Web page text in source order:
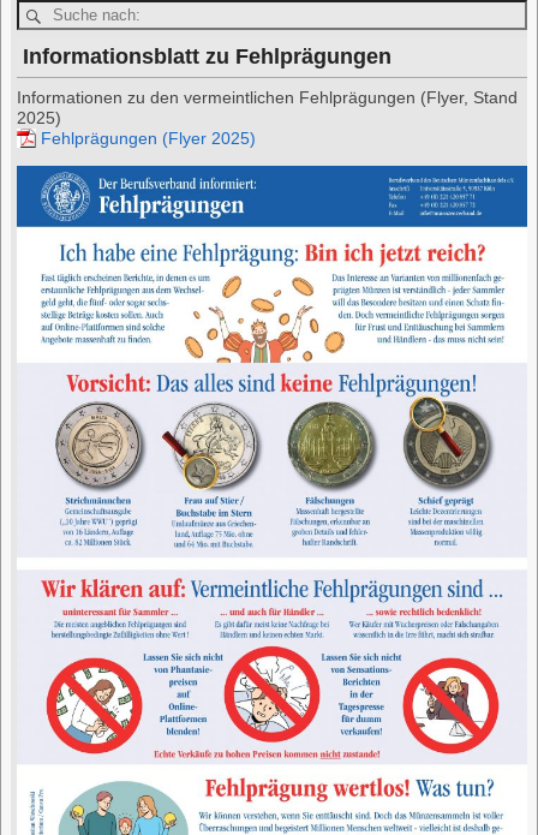
Informationsblatt zu Fehlprägungen
Informationen zu den vermeintlichen Fehlprägungen (Flyer, Stand
2025)
Fehlprägungen (Flyer 2025)